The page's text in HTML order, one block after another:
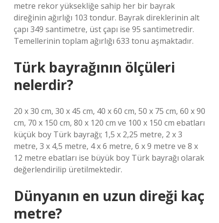
metre rekor yüksekliğe sahip her bir bayrak
direğinin ağırlığı 103 tondur. Bayrak direklerinin alt
çapı 349 santimetre, üst çapı ise 95 santimetredir.
Temellerinin toplam ağırlığı 633 tonu aşmaktadır.
Türk bayrağının ölçüleri
nelerdir?
20 x 30 cm, 30 x 45 cm, 40 x 60 cm, 50 x 75 cm, 60 x 90
cm, 70 x 150 cm, 80 x 120 cm ve 100 x 150 cm ebatları
küçük boy Türk bayrağı; 1,5 x 2,25 metre, 2 x 3
metre, 3 x 4,5 metre, 4 x 6 metre, 6 x 9 metre ve 8 x
12 metre ebatları ise büyük boy Türk bayrağı olarak
değerlendirilip üretilmektedir.
Dünyanın en uzun direği kaç
metre?